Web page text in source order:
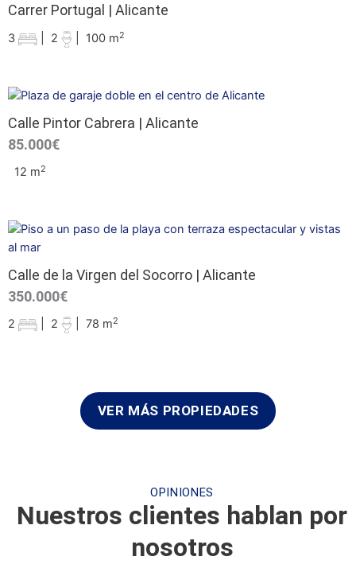
Carrer Portugal | Alicante
3 2 100 m2
Calle Pintor Cabrera | Alicante
85.000€
12 m2
Calle de la Virgen del Socorro | Alicante
350.000€
2 2 78 m2
VER MÁS PROPIEDADES
OPINIONES
Nuestros clientes hablan por
nosotros